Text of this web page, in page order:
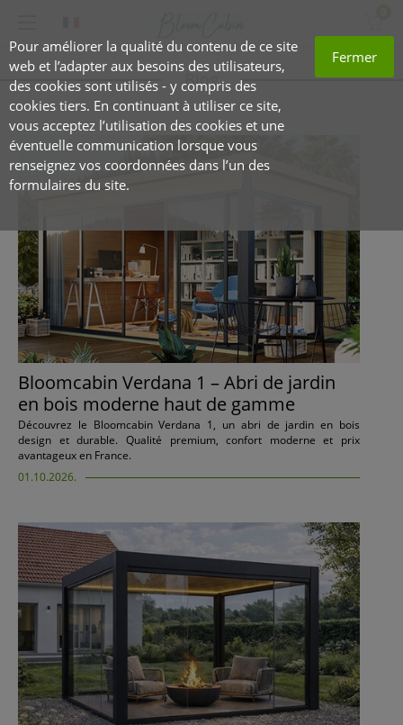
Pour améliorer la qualité du contenu de ce site
web et l’adapter aux besoins des utilisateurs,
des cookies sont utilisés - y compris des
cookies tiers. En continuant à utiliser ce site,
vous acceptez l’utilisation des cookies et une
éventuelle communication lorsque vous
renseignez vos coordonnées dans l’un des
formulaires du site.
Fermer
Blog
Bloomcabin Verdana 1 – Abri de jardin
en bois moderne haut de gamme
Découvrez le Bloomcabin Verdana 1, un abri de jardin en bois
design et durable. Qualité premium, confort moderne et prix
avantageux en France.
01.10.2026.